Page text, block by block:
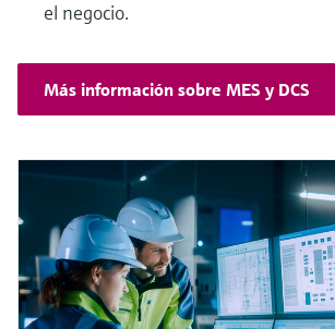
el negocio.
Más información sobre MES y DCS